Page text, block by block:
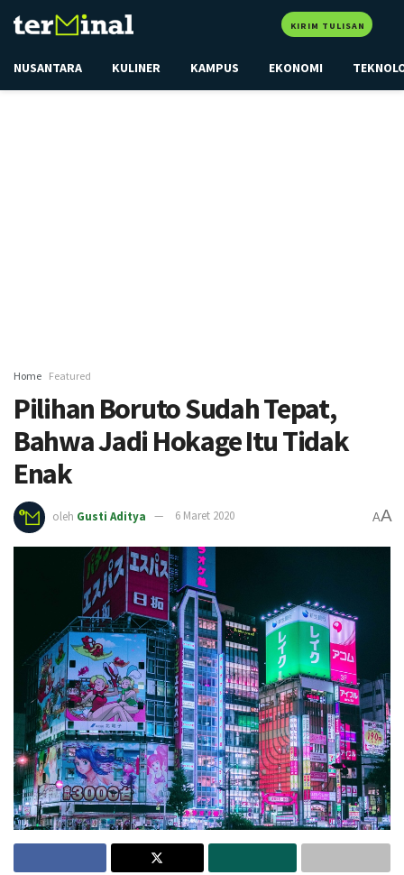
KIRIM TULISAN
NUSANTARA KULINER KAMPUS EKONOMI
Home Featured
Pilihan Boruto Sudah Tepat,
Bahwa Jadi Hokage Itu Tidak
Enak
oleh Gusti Aditya 6 Maret 2020 AA